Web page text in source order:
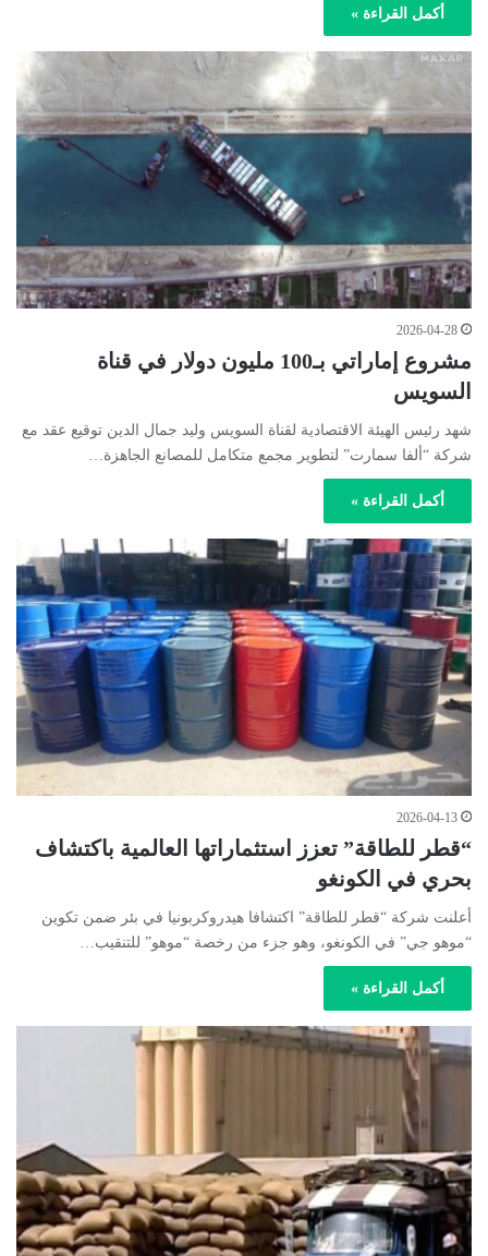
أكمل القراءة »
2026-04-28
مشروع إماراتي بـ100 مليون دولار في قناة
السويس
شهد رئيس الهيئة الاقتصادية لقناة السويس وليد جمال الدين توقيع عقد مع
شركة “ألفا سمارت” لتطوير مجمع متكامل للمصانع الجاهزة…
أكمل القراءة »
2026-04-13
“قطر للطاقة” تعزز استثماراتها العالمية باكتشاف
بحري في الكونغو
أعلنت شركة “قطر للطاقة” اكتشافا هيدروكربونيا في بئر ضمن تكوين
“موهو جي” في الكونغو، وهو جزء من رخصة “موهو” للتنقيب…
أكمل القراءة »